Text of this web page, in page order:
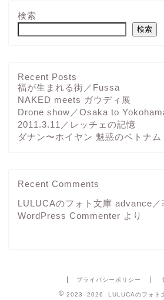
検索
検索
Recent Posts
福が生まれる街／Fussa
NAKED meets ガウディ展
Drone show／Osaka to
2011.3.11／レッチェの記憶
ダナン〜ホイヤン 魅惑のベトナム
Recent Comments
LULUCAのフォト文庫 advance
WordPress Commenter より
プライバシーポリシー
2023–2026 LULUCAのフォト